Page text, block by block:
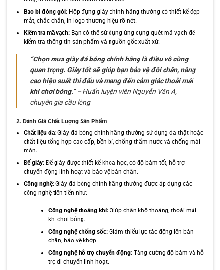
Bao bì đóng gói:Hộp đựng giày chính hãng thường có thiết kế đẹp
mắt, chắc chắn, in logo thương hiệu rõ nét.
Kiểm tra mã vạch:Bạn có thể sử dụng ứng dụng quét mã vạch để
kiểm tra thông tin sản phẩm và nguồn gốc xuất xứ.
“Chọn mua giày đá bóng chính hãng là điều vô cùng
quan trọng. Giày tốt sẽ giúp bạn bảo vệ đôi chân, nâng
cao hiệu suất thi đấu và mang đến cảm giác thoải mái
khi chơi bóng.”– Huấn luyện viên Nguyễn Văn A,
chuyên gia cầu lông
2. Đánh Giá Chất Lượng Sản Phẩm
Chất liệu da:Giày đá bóng chính hãng thường sử dụng da thật hoặc
chất liệu tổng hợp cao cấp, bền bỉ, chống thấm nước và chống mài
mòn.
Đế giày:Đế giày được thiết kế khoa học, có độ bám tốt, hỗ trợ
chuyển động linh hoạt và bảo vệ bàn chân.
Công nghệ:Giày đá bóng chính hãng thường được áp dụng các
công nghệ tiên tiến như:
Công nghệ thoáng khí:Giúp chân khô thoáng, thoải mái
khi chơi bóng.
Công nghệ chống sốc:Giảm thiểu lực tác động lên bàn
chân, bảo vệ khớp.
Công nghệ hỗ trợ chuyển động:Tăng cường độ bám và hỗ
trợ di chuyển linh hoạt.